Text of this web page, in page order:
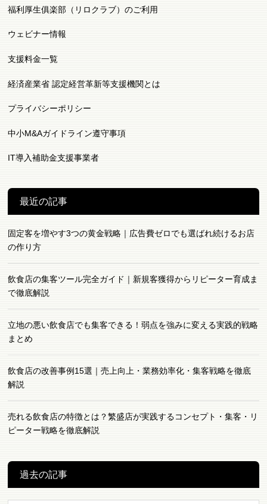
福利厚生俱楽部（リロクラブ）のご利用
ウェビナー情報
支援料金一覧
経済産業省 認定経営革新等支援機関とは
プライバシーポリシー
中小M&Aガイドライン遵守事項
IT導入補助金支援事業者
最近の記事
固定客を増やす3つの黄金戦略｜広告費ゼロでも選ばれ続けるお店
の作り方
飲食店の集客ツール完全ガイド｜新規客獲得からリピーター育成ま
で徹底解説
立地の悪い飲食店でも集客できる！弱点を強みに変える実践的戦略
まとめ
飲食店の改善事例15選｜売上向上・業務効率化・集客戦略を徹底
解説
売れる飲食店の特徴とは？繁盛店が実践するコンセプト・集客・リ
ピーター戦略を徹底解説
過去の記事